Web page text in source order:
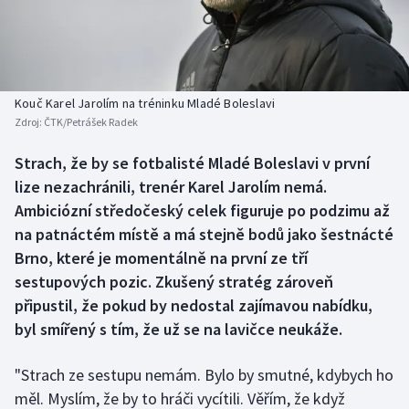
Biatlon
Box
Curling
Dostihy
Florbal
Aplikace ČT sport
Kouč Karel Jarolím na tréninku Mladé Boleslavi
Zdroj: ČTK/Petrášek Radek
Strach, že by se fotbalisté Mladé Boleslavi v první
lize nezachránili, trenér Karel Jarolím nemá.
Ambiciózní středočeský celek figuruje po podzimu až
na patnáctém místě a má stejně bodů jako šestnácté
Brno, které je momentálně na první ze tří
sestupových pozic. Zkušený stratég zároveň
připustil, že pokud by nedostal zajímavou nabídku,
byl smířený s tím, že už se na lavičce neukáže.
"Strach ze sestupu nemám. Bylo by smutné, kdybych ho
měl. Myslím, že by to hráči vycítili. Věřím, že když